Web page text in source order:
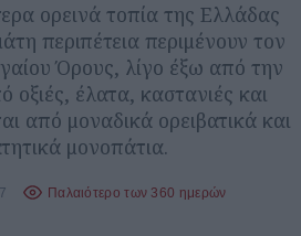
ορεινά τοπία της Ελλάδας
περιπέτεια περιμένουν τον
Όρους, λίγο έξω από την
έλατα, καστανιές και
από μοναδικά ορειβατικά και
μονοπάτια.
Παλαιότερο των 360 ημερών